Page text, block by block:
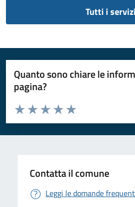
Tutti i servizi
Quanto sono chiare le
pagina?
Valuta da 1 a 5 stelle la pagina
Valuta 5 stelle su 5
Valuta 4 stelle su 5
Valuta 3 stelle su 5
Valuta 2 stelle su 5
Valuta 1 stelle su 5
Contatta il comune
Leggi le domande